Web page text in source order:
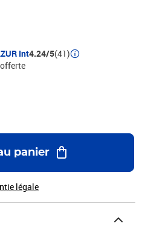
Int4.24/5(41)
panier
légale